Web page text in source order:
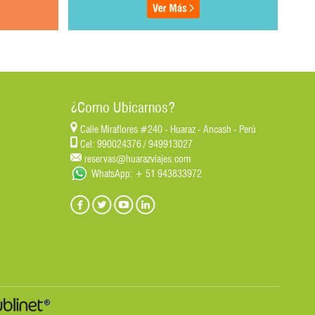
¿Como Ubicarnos?
Calle Miraflores #240 - Huaraz - Ancash - Perú
Cel: 990024376 / 949913027
reservas@huarazviajes.com
WhatsApp: + 51 943833972